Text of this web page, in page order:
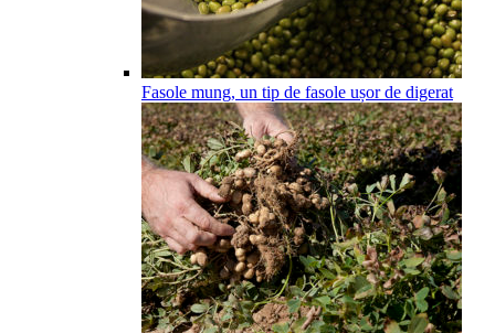
Fasole mung, un tip de fasole ușor de digerat